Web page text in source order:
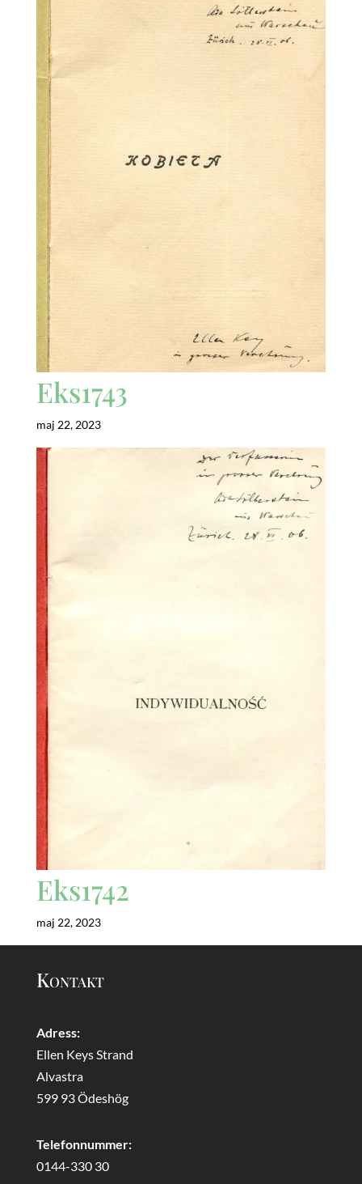
Eks1743
maj 22, 2023
Eks1742
maj 22, 2023
Kontakt
Adress:
Ellen Keys Strand
Alvastra
599 93 Ödeshög
Telefonnummer:
0144-330 30